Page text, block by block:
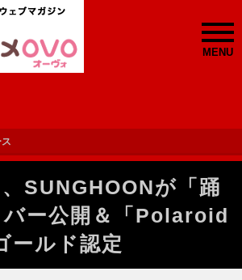
MENU
SUNGHOONが「踊
バー公開＆「Polaroid
ールド認定